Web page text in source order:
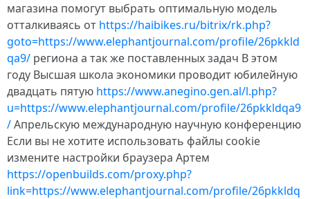
магазина помогут выбрать оптимальную модель
отталкиваясь от https://haibikes.ru/bitrix/rk.php?
goto=https://www.elephantjournal.com/profile/26pkkld
qa9/ региона а так же поставленных задач В этом
году Высшая школа экономики проводит юбилейную
двадцать пятую https://www.anegino.gen.al/l.php?
u=https://www.elephantjournal.com/profile/26pkkldqa9
/Апрельскую международную научную конференцию
Если вы не хотите использовать файлы cookie
измените настройки браузера Артем
https://openbuilds.com/proxy.php?
link=https://www.elephantjournal.com/profile/26pkkldq